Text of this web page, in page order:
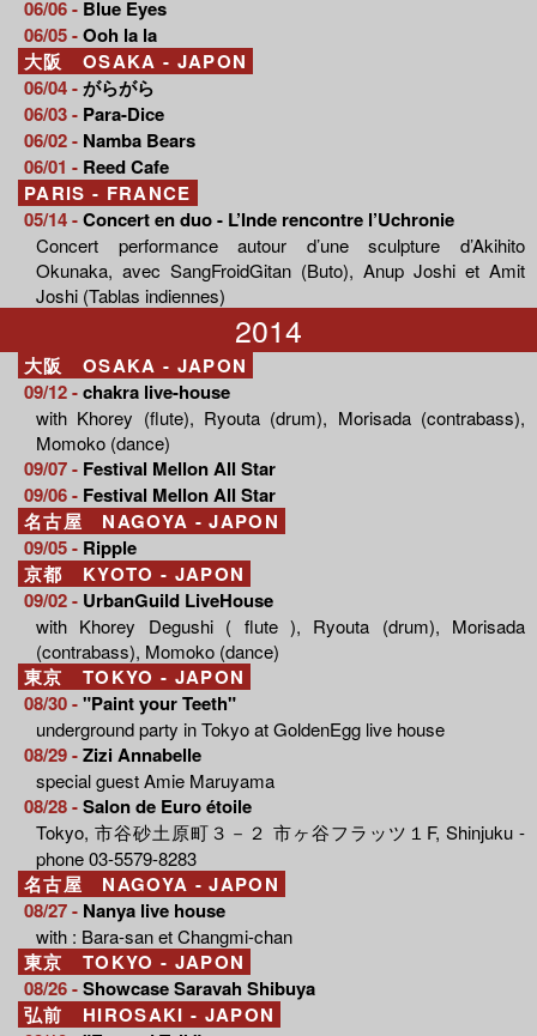
06/06 - Blue Eyes
06/05 -Ooh la la
大阪 OSAKA - JAPON
06/04 -がらがら
06/03 - Para-Dice
06/02 - Namba Bears
06/01 - Reed Cafe
PARIS - FRANCE
05/14 -Concert en duo - L’Inde rencontre l’Uchronie
Concert performance autour d’une sculpture d’Akihito
Okunaka, avec SangFroidGitan (Buto), Anup Joshi et Amit
Joshi (Tablas indiennes)
2014
大阪 OSAKA - JAPON
09/12 -chakra live-house
with Khorey (flute), Ryouta (drum), Morisada (contrabass),
Momoko (dance)
09/07 - Festival Mellon All Star
09/06 - Festival Mellon All Star
名古屋 NAGOYA - JAPON
09/05 - Ripple
京都 KYOTO - JAPON
09/02 - UrbanGuild LiveHouse
with Khorey Degushi ( flute ), Ryouta (drum), Morisada
(contrabass), Momoko (dance)
東京 TOKYO - JAPON
08/30 -"Paint your Teeth"
underground party in Tokyo at GoldenEgg live house
08/29 -Zizi Annabelle
special guest Amie Maruyama
08/28 -Salon de Euro étoile
Tokyo, 市谷砂土原町３－２ 市ヶ谷フラッツ１F, Shinjuku -
phone 03-5579-8283
名古屋 NAGOYA - JAPON
08/27 - Nanya live house
with : Bara-san et Changmi-chan
東京 TOKYO - JAPON
08/26 -Showcase Saravah Shibuya
弘前 HIROSAKI - JAPON